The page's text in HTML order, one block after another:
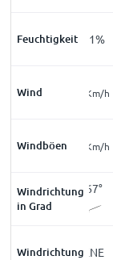
Feuchtigkeit
69% 51%
Wind
5Km/h Km/h
Windböen
11Km/h Km/h
Windrichtung
in Grad
33° 67°
Windrichtung
NNE ENE